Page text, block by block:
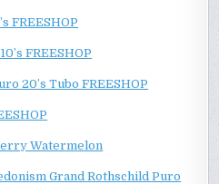
FREESHOP
FREESHOP
20’s Tubo FREESHOP
Watermelon
Grand Rothschild Puro